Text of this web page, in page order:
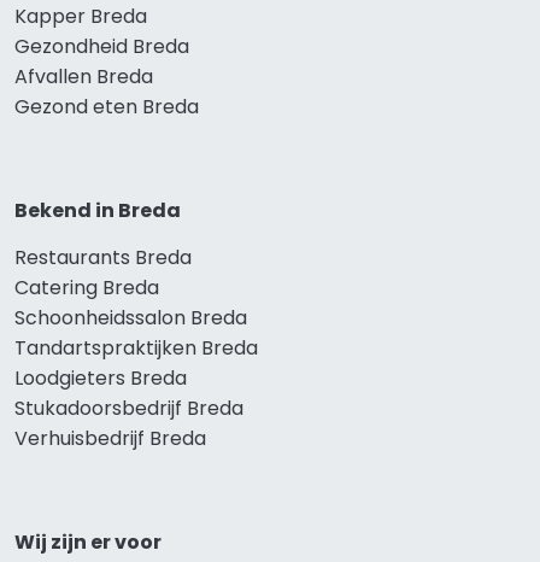
Kapper Breda
Gezondheid Breda
Afvallen Breda
Gezond eten Breda
Bekend in Breda
Restaurants Breda
Catering Breda
Schoonheidssalon Breda
Tandartspraktijken Breda
Loodgieters Breda
Stukadoorsbedrijf Breda
Verhuisbedrijf Breda
Wij zijn er voor